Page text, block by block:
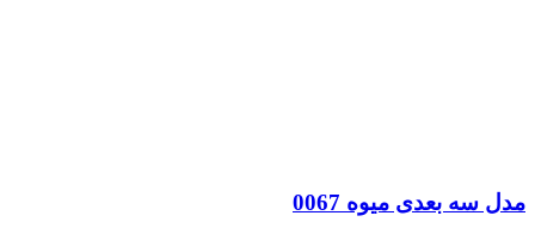
مدل سه بعدی میوه 0067